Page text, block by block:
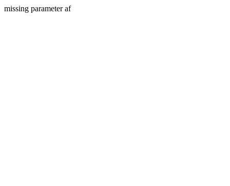
missing parameter af